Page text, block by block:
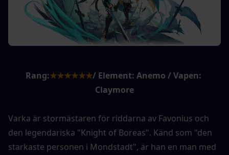
Rang:★★★★★★/ Element: Anemo / Vapen:
Claymore
Varka är stormästaren för riddarna av Favonius och
den legendariska "Knight of Boreas". Känd som "den
starkaste personen i Mondstadt", är han en man med